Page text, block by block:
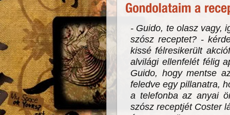
- Guido, te olasz vagy,
szósz receptet? -
kissé félresikerült
alvilági ellenfelét félig
Guido, hogy mentse
feledve egy pillanatra,
a telefonba az anyai
szósz receptjét Coster